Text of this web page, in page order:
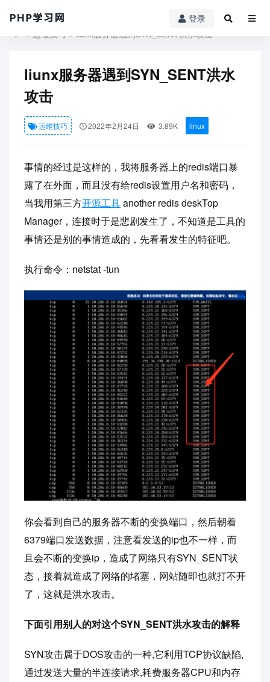
登录
PHP学习网
» 运维技巧 » liunx服务器遇到SYN_SENT洪水攻击
liunx服务器遇到SYN_SENT洪水
攻击
运维技巧 2022年2月24日 3.89K linux
事情的经过是这样的，我将服务器上的redis端口暴
露了在外面，而且没有给redis设置用户名和密码，
当我用第三方开源工具another redis deskTop
Manager，连接时于是悲剧发生了，不知道是工具的
事情还是别的事情造成的，先看看发生的特征吧。
执行命令：netstat -tun
你会看到自己的服务器不断的变换端口，然后朝着
6379端口发送数据，注意看发送的ip也不一样，而
且会不断的变换ip，造成了网络只有SYN_SENT状
态，接着就造成了网络的堵塞，网站随即也就打不开
了，这就是洪水攻击。
下面引用别人的对这个SYN_SENT洪水攻击的解释
SYN攻击属于DOS攻击的一种,它利用TCP协议缺陷,
通过发送大量的半连接请求,耗费服务器CPU和内存